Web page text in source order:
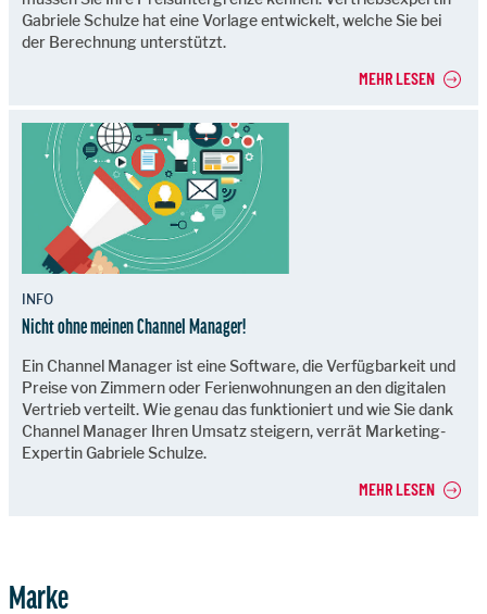
Gabriele Schulze hat eine Vorlage entwickelt, welche Sie bei
der Berechnung unterstützt.
MEHR LESEN
INFO
Nicht ohne meinen Channel Manager!
Ein Channel Manager ist eine Software, die Verfügbarkeit und
Preise von Zimmern oder Ferienwohnungen an den digitalen
Vertrieb verteilt. Wie genau das funktioniert und wie Sie dank
Channel Manager Ihren Umsatz steigern, verrät Marketing-
Expertin Gabriele Schulze.
MEHR LESEN
Marke